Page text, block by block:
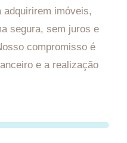
adquirirem imóveis,
segura, sem juros e
compromisso é
e a realização